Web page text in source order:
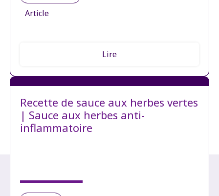
Article
Lire
Recette de sauce aux herbes vertes
| Sauce aux herbes anti-
inflammatoire